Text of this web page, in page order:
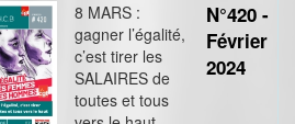
8 MARS :
gagner l’égalité,
c’est tirer les
SALAIRES de
toutes et tous
N°420 -
Février
2024